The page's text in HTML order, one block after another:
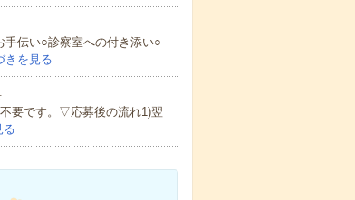
伝い○診察室への付き添い○
きを見る
要です。▽応募後の流れ1)翌
る